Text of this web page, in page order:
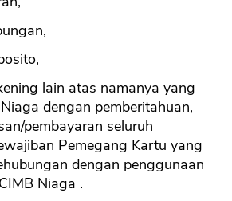
lain atas namanya yang
dengan pemberitahuan,
pembayaran seluruh
Pemegang Kartu yang
dengan penggunaan
Niaga .